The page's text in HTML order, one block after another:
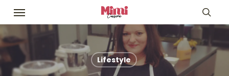
Skip
main
content
Menu
Lifestyle